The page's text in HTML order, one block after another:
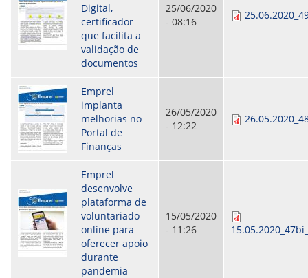
Digital,
certificador
que facilita a
validação de
documentos
25/06/2020
- 08:16
Emprel
implanta
melhorias no
Portal de
Finanças
26/05/2020
- 12:22
Emprel
desenvolve
plataforma de
voluntariado
online para
oferecer apoio
durante
pandemia
15/05/2020
- 11:26